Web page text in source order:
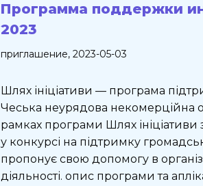
Программа поддержки
2023
приглашение, 2023-05-03
Шлях ініціативи — програма
Чеська неурядова некомерційна
рамках програми Шлях ініціативи
у конкурсі на підтримку
пропонує свою допомогу в
діяльності. опис програми та